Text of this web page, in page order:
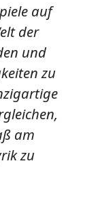
auf
der
und
zu
am
zu